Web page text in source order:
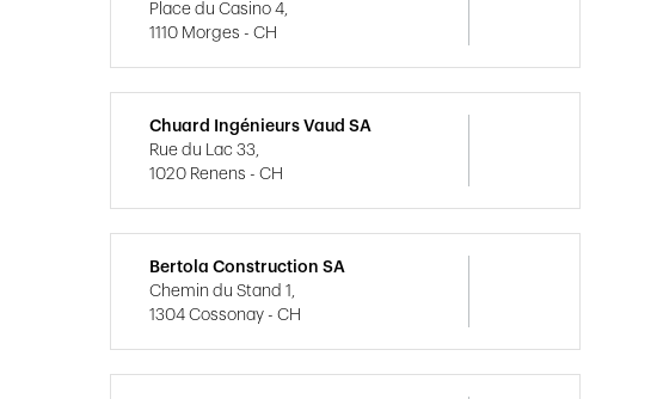
Place du Casino 4,
1110 Morges - CH
Chuard Ingénieurs Vaud SA
Rue du Lac 33,
1020 Renens - CH
Bertola Construction SA
Chemin du Stand 1,
1304 Cossonay - CH